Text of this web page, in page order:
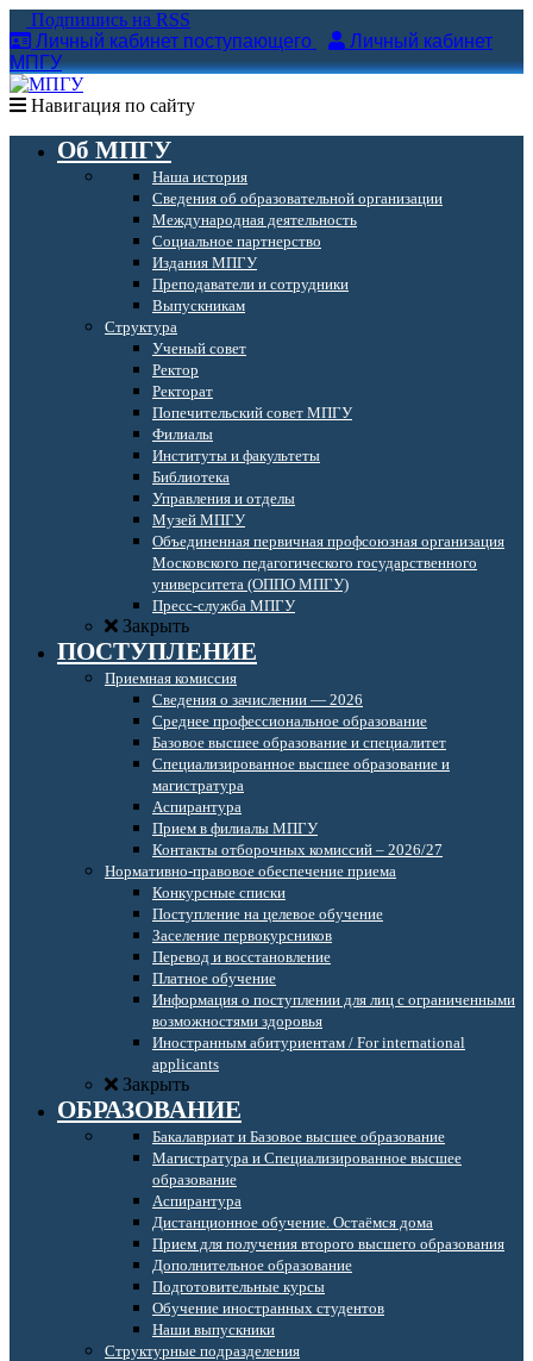
Подпишись на RSS
Личный кабинет поступающего
Личный кабинет
МПГУ
Навигация по сайту
Об МПГУ
Наша история
Сведения об образовательной организации
Международная деятельность
Социальное партнерство
Издания МПГУ
Преподаватели и сотрудники
Выпускникам
Структура
Ученый совет
Ректор
Ректорат
Попечительский совет МПГУ
Филиалы
Институты и факультеты
Библиотека
Управления и отделы
Музей МПГУ
Объединенная первичная профсоюзная организация
Московского педагогического государственного
университета (ОППО МПГУ)
Пресс-служба МПГУ
Закрыть
ПОСТУПЛЕНИЕ
Приемная комиссия
Сведения о зачислении — 2026
Среднее профессиональное образование
Базовое высшее образование и специалитет
Специализированное высшее образование и
магистратура
Аспирантура
Прием в филиалы МПГУ
Контакты отборочных комиссий – 2026/27
Нормативно-правовое обеспечение приема
Конкурсные списки
Поступление на целевое обучение
Заселение первокурсников
Перевод и восстановление
Платное обучение
Информация о поступлении для лиц с ограниченными
возможностями здоровья
Иностранным абитуриентам / For international
applicants
Закрыть
ОБРАЗОВАНИЕ
Бакалавриат и Базовое высшее образование
Магистратура и Специализированное высшее
образование
Аспирантура
Дистанционное обучение. Остаёмся дома
Прием для получения второго высшего образования
Дополнительное образование
Подготовительные курсы
Обучение иностранных студентов
Наши выпускники
Структурные подразделения